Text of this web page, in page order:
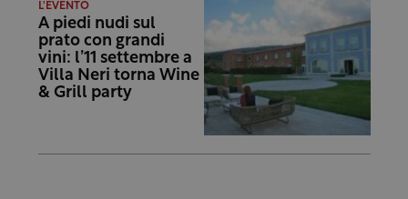
L'EVENTO
A piedi nudi sul
prato con grandi
vini: l’11 settembre a
Villa Neri torna Wine
& Grill party